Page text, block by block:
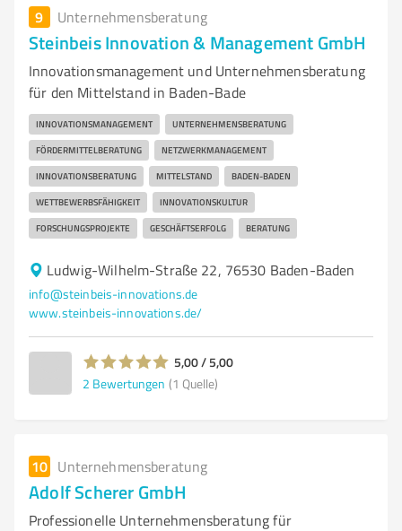
9 Unternehmensberatung
Steinbeis Innovation & Management GmbH
Innovationsmanagement und Unternehmensberatung
für den Mittelstand in Baden-Bade
INNOVATIONSMANAGEMENT UNTERNEHMENSBERATUNG
FÖRDERMITTELBERATUNG NETZWERKMANAGEMENT
INNOVATIONSBERATUNG MITTELSTAND BADEN-BADEN
WETTBEWERBSFÄHIGKEIT INNOVATIONSKULTUR
FORSCHUNGSPROJEKTE GESCHÄFTSERFOLG BERATUNG
Ludwig-Wilhelm-Straße 22, 76530 Baden-Baden
info@steinbeis-innovations.de
www.steinbeis-innovations.de/
5,00 / 5,00
2 Bewertungen (1 Quelle)
10 Unternehmensberatung
Adolf Scherer GmbH
Professionelle Unternehmensberatung für